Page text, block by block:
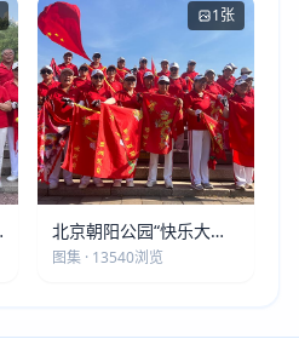
1张
北京朝阳公园“快乐大本
营”建党105周年庆祝活动
图集 · 13540浏览